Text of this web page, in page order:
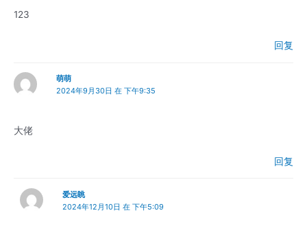
123
回复
萌萌
2024年9月30日 在 下午9:35
大佬
回复
爱远眺
2024年12月10日 在 下午5:09